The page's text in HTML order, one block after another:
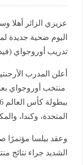
عزيزي الزائر أهلا
تدريب أوروجواي
أعلن المدرب
منتخب أوروجواي
المتحدة، وكندا،
وعقد بيلسا مؤتمرًا
الشديد جراء نتائج